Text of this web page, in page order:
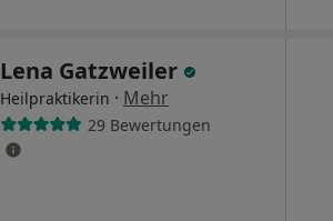
Lena Gatzweiler
Heilpraktikerin · Mehr
29 Bewertungen